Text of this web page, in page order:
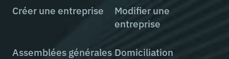
Créer une entreprise
Modifier une
entreprise
Assemblées générales Domiciliation